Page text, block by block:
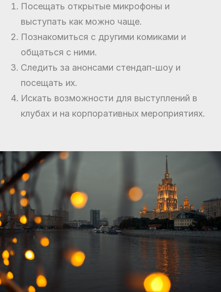
Посещать открытые микрофоны и
выступать как можно чаще.
Познакомиться с другими комиками и
общаться с ними.
Следить за анонсами стендап-шоу и
посещать их.
Искать возможности для выступлений в
клубах и на корпоративных мероприятиях.